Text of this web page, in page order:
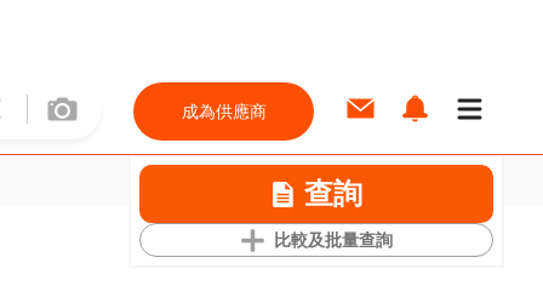
成為供應商
查詢
比較及批量查詢